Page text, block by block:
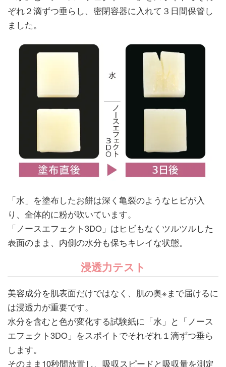
ぞれ２滴ずつ垂らし、密閉容器に入れて３日間保管し
ました。
「水」を塗布したお餅は深く亀裂のようなヒビが入
り、全体的に粉が吹いています。
「ノースエフェクト3DO」はヒビもなくツルツルした
表面のまま、内側の水分も保ちキレイな状態。
浸透力テスト
美容成分を肌表面だけではなく、肌の奥※まで届けるに
は浸透力が重要です。
水分を含むと色が変化する試験紙に「水」と「ノース
エフェクト3DO」をスポイトでそれぞれ１滴ずつ垂ら
します。
そのまま10秒間放置し、吸収スピードと吸収量を測定